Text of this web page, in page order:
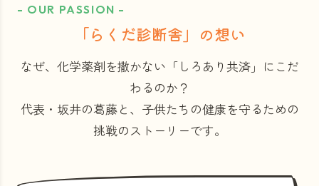
- OUR PASSION -
「らくだ診断舎」の想い
なぜ、化学薬剤を撒かない「しろあり共済」にこだ
わるのか？
代表・坂井の葛藤と、子供たちの健康を守るための
挑戦のストーリーです。